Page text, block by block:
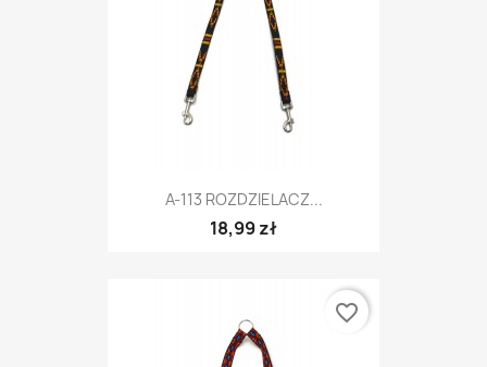
A-113 ROZDZIELACZ...
18,99 zł
favorite_border